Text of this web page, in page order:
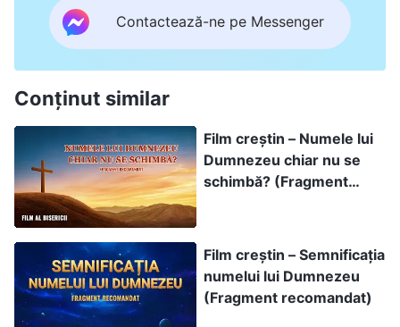
Contactează-ne pe Messenger
Conținut similar
Film creștin – Numele lui
Dumnezeu chiar nu se
schimbă? (Fragment
Film creștin – Semnificația
numelui lui Dumnezeu
(Fragment recomandat)